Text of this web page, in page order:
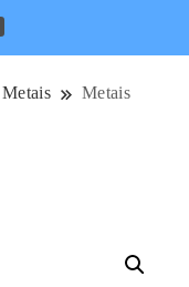
Metais
Metais